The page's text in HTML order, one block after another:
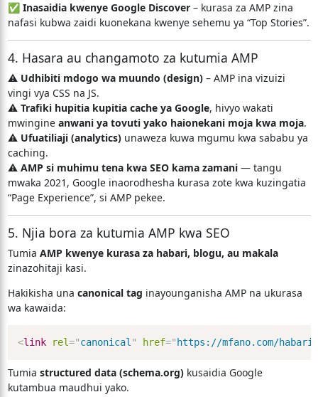
✅ Inasaidia kwenye Google Discover– kurasa za AMP zina
nafasi kubwa zaidi kuonekana kwenye sehemu ya “Top Stories”.
4. Hasara au changamoto za kutumia AMP
⚠️ Udhibiti mdogo wa muundo (design)– AMP ina vizuizi
vingi vya CSS na JS.
⚠️ Trafiki hupitia kupitia cache ya Google, hivyo wakati
mwingine anwani ya tovuti yako haionekani moja kwa moja.
⚠️ Ufuatiliaji (analytics)unaweza kuwa mgumu kwa sababu ya
caching.
⚠️ AMP si muhimu tena kwa SEO kama zamani— tangu
mwaka 2021, Google inaorodhesha kurasa zote kwa kuzingatia
“Page Experience”, si AMP pekee.
5. Njia bora za kutumia AMP kwa SEO
Tumia AMP kwenye kurasa za habari, blogu, au makala
zinazohitaji kasi.
Hakikisha una canonical tag inayounganisha AMP na ukurasa
wa kawaida:
<link rel="canonical " href=" https://mfano.com/
Tumia structured data (schema.org)kusaidia Google
kutambua maudhui yako.